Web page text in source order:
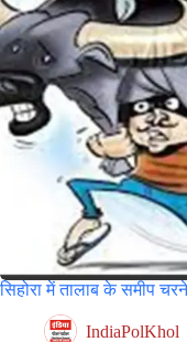
सिहोरा में तालाब के समीप
IndiaPolKhol